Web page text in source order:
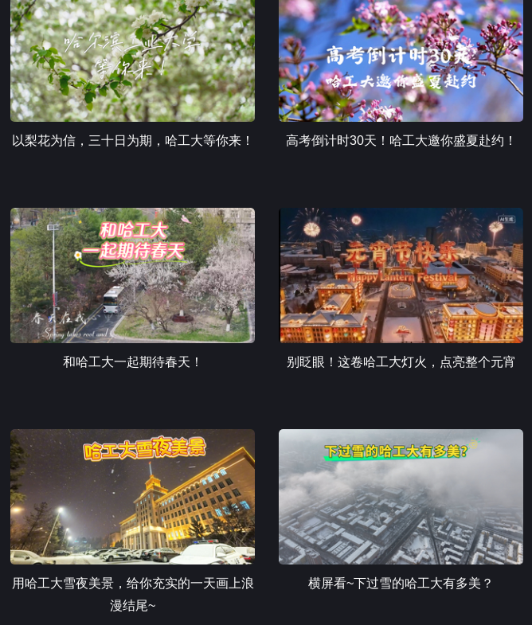
以梨花为信，三十日为期，哈工大等你来！ 高考倒计时30天！哈工大邀你盛夏赴约！
和哈工大一起期待春天！ 别眨眼！这卷哈工大灯火，点亮整个元宵
用哈工大雪夜美景，给你充实的一天画上浪
漫结尾~
横屏看~下过雪的哈工大有多美？